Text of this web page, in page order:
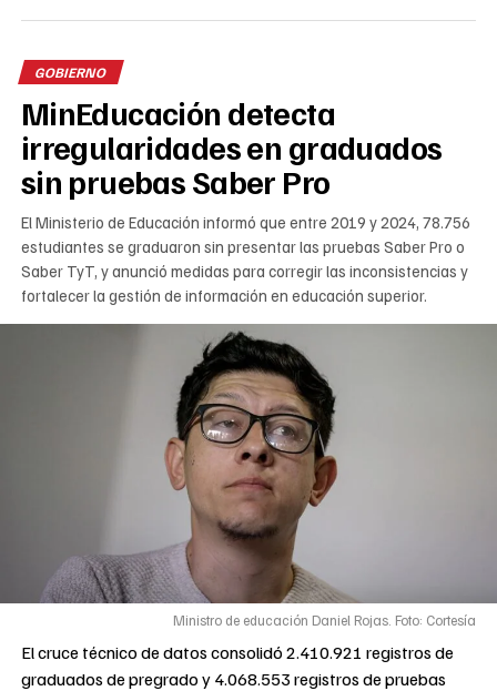
GOBIERNO
MinEducación detecta
irregularidades en graduados
sin pruebas Saber Pro
El Ministerio de Educación informó que entre 2019 y 2024, 78.756
estudiantes se graduaron sin presentar las pruebas Saber Pro o
Saber TyT, y anunció medidas para corregir las inconsistencias y
fortalecer la gestión de información en educación superior.
Ministro de educación Daniel Rojas. Foto: Cortesía
El cruce técnico de datos consolidó 2.410.921 registros de
graduados de pregrado y 4.068.553 registros de pruebas